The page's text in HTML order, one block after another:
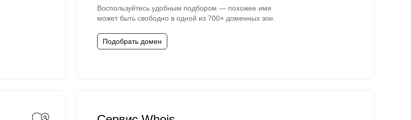
Воспользуйтесь удобным подбором — похожее имя
может быть свободно в одной из 700+ доменных зон.
Подобрать домен